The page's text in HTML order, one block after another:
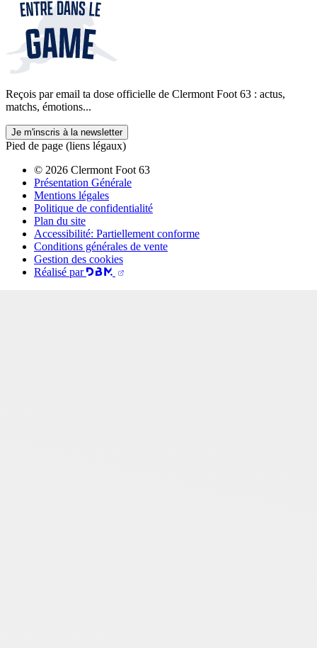
Reçois par email ta dose officielle de Clermont Foot 63 : actus,
matchs, émotions...
Je m'inscris à la newsletter
Pied de page (liens légaux)
© 2026 Clermont Foot 63
Présentation Générale
Mentions légales
Politique de confidentialité
Plan du site
Accessibilité: Partiellement conforme
Conditions générales de vente
Gestion des cookies
Réalisé par